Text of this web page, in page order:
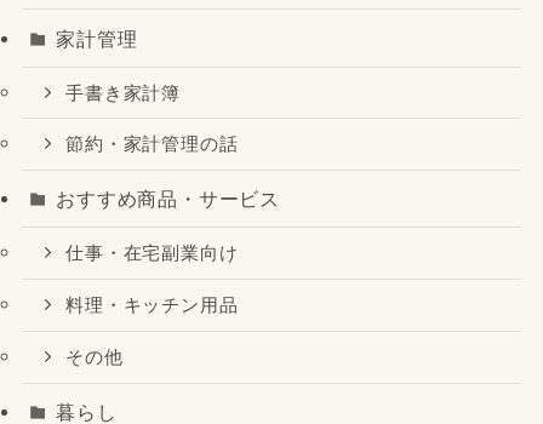
家計管理
手書き家計簿
節約・家計管理の話
おすすめ商品・サービス
仕事・在宅副業向け
料理・キッチン用品
その他
暮らし